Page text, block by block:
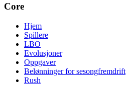
Core
Hjem
Spillere
LBO
Evolusjoner
Oppgaver
Belønninger for sesongfremdrift
Rush